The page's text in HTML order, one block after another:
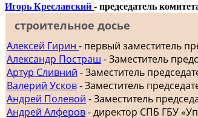
Игорь Креславский - председатель
строительное досье
Алексей Гирин - первый заместитель
Александр Постраш - Заместитель
Артур Сливний - Заместитель
Валерий Усков- Заместитель
Андрей Полевой - Заместитель
Андрей Алферов- директор СПБ ГБУ